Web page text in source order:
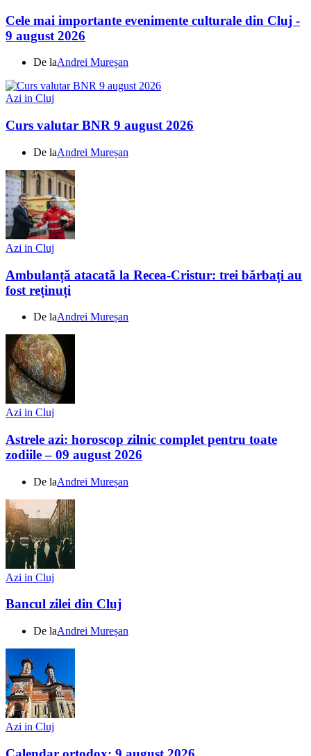
Cele mai importante evenimente culturale din Cluj -
9 august 2026
De laAndrei Mureșan
Azi in Cluj
Curs valutar BNR 9 august 2026
De laAndrei Mureșan
Azi in Cluj
Ambulanță atacată la Recea-Cristur: trei bărbați au
fost reținuți
De laAndrei Mureșan
Azi in Cluj
Astrele azi: horoscop zilnic complet pentru toate
zodiile – 09 august 2026
De laAndrei Mureșan
Azi in Cluj
Bancul zilei din Cluj
De laAndrei Mureșan
Azi in Cluj